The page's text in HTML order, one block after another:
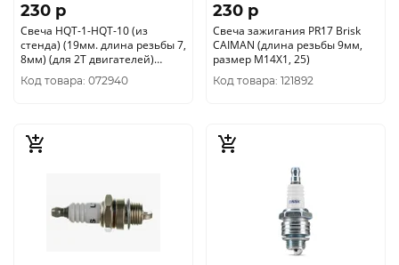
230 p
Свеча HQT-1-HQT-10 (из
стенда) (19мм. длина резьбы 7,
8мм) (для 2Т двигателей)
Хускварна 5932001-01
Код товара: 072940
230 p
Свеча зажигания PR17 Brisk
CAIMAN (длина резьбы 9мм,
размер М14Х1, 25)
Код товара: 121892